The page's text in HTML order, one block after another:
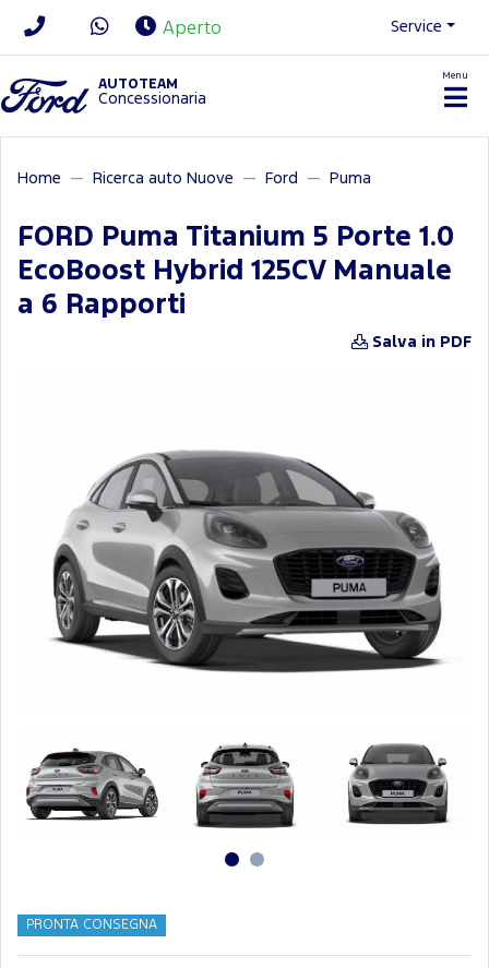
Aperto Service
AUTOTEAM
Concessionaria
Menu
Home Ricerca auto Nuove Ford Puma
FORD Puma Titanium 5 Porte 1.0
EcoBoost Hybrid 125CV Manuale
a 6 Rapporti
Salva in PDF
PRONTA CONSEGNA